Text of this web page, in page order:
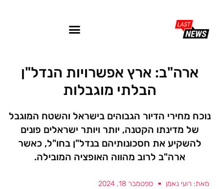
ארה"ב: ארץ אפשרויות הנדל"ן
הבלתי מוגבלות
נוכח מחירי הדיור הגבוהים בישראל והשטח המוגבל
של מדינתו הקטנה, יותר ויותר ישראלים פונים
להשקיע את חסכונותיהם בנדל"ן בחו"ל, כאשר
ארה"ב לרוב מהווה האופציה המובילה.
מאת: רועי נאמן ספטמבר 18, 2024